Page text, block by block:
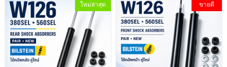
ใหม่ล่าสุด ขายดี